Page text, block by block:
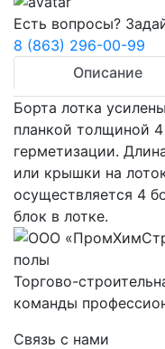
Есть вопросы?
8 (863) 296-00-99
Описание
Борта лотка
планкой толщиной
герметизации.
или крышки на
осуществляется 4
блок в лотке.
Торгово-
команды
Связь с нами